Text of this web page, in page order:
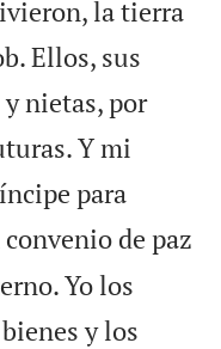
la tierra
Ellos, sus
nietas, por
Y mi
para
de paz
Yo los
y los